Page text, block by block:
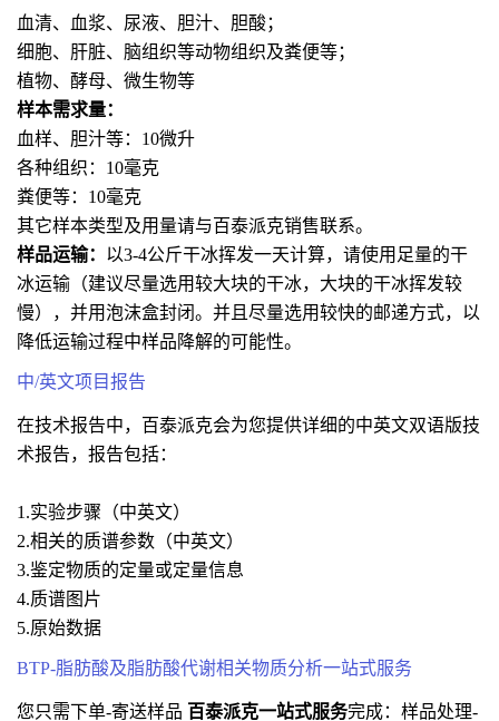
血清、血浆、尿液、胆汁、胆酸；
细胞、肝脏、脑组织等动物组织及粪便等；
植物、酵母、微生物等
样本需求量：
血样、胆汁等：10微升
各种组织：10毫克
粪便等：10毫克
其它样本类型及用量请与百泰派克销售联系。
样品运输： 以3-4公斤干冰挥发一天计算，请使用足量的干
冰运输（建议尽量选用较大块的干冰，大块的干冰挥发较
慢），并用泡沫盒封闭。并且尽量选用较快的邮递方式，以
降低运输过程中样品降解的可能性。
中/英文项目报告
在技术报告中，百泰派克会为您提供详细的中英文双语版技
术报告，报告包括：
1.实验步骤（中英文）
2.相关的质谱参数（中英文）
3.鉴定物质的定量或定量信息
4.质谱图片
5.原始数据
BTP-脂肪酸及脂肪酸代谢相关物质分析一站式服务
您只需下单-寄送样品 百泰派克一站式服务完成：样品处理-